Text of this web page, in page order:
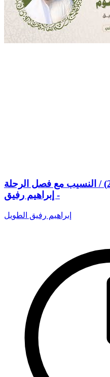
شرح معلقة عمرو بن كلثوم (2) / النسيب مع فصل الرحلة
- إبراهيم رفيق
إبراهيم رفيق الطويل